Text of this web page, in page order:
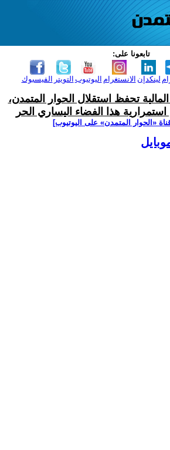
تابعونا على:
الفيسبوك التويتر اليوتيوب الانستغرام لينكدإن
تحفظ استقلال الحوار المتمدن،
هذا الفضاء اليساري الحر
‫«الحوار المتمدن» على اليوتيوب]